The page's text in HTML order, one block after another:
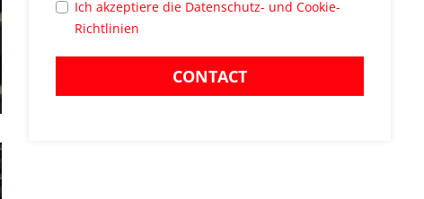
Ich akzeptiere die Datenschutz- und Cookie-
Richtlinien
CONTACT